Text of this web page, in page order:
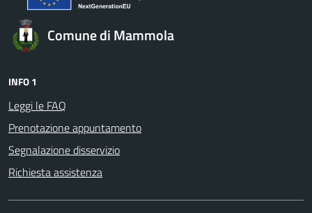
Comune di Mammola
INFO 1
Leggi le FAQ
Prenotazione appuntamento
Segnalazione disservizio
Richiesta assistenza